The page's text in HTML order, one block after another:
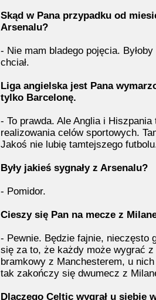
Skąd w Pana przypadku od
Arsenalu?
- Nie mam bladego pojęcia.
chciał.
Liga angielska jest Pana
tylko Barcelonę.
- To prawda. Ale Anglia i
realizowania celów sportowych.
Jakoś nie lubię tamtejszego
Były jakieś sygnały z Arsenalu?
- Pomidor.
Cieszy się Pan na mecze z
- Pewnie. Będzie fajnie, nieczęsto
się za to, że każdy może wygrać
bramkowy z Manchesterem, u
tak zakończy się dwumecz z
Dlaczego Celtic wygrał u siebie